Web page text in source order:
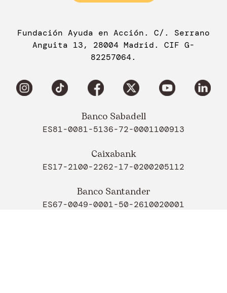
Fundación Ayuda en Acción. C/. Serrano
Anguita 13, 28004 Madrid. CIF G-
82257064.
Banco Sabadell
ES81-0081-5136-72-0001100913
Caixabank
ES17-2100-2262-17-0200205112
Banco Santander
ES67-0049-0001-50-2610020001